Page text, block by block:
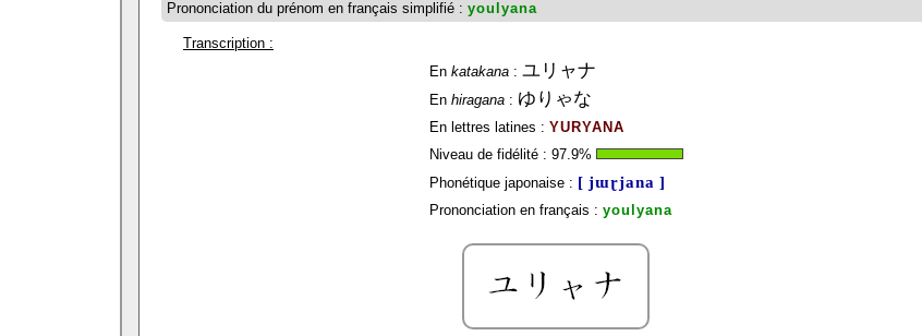
Prononciation du prénom en français simplifié : youlyana
Transcription :
En katakana: ユリャナ
En hiragana: ゆりゃな
En lettres latines : YURYANA
Niveau de fidélité : 97.9%
Phonétique japonaise : [ jɯɽjana ]
Prononciation en français : youlyana